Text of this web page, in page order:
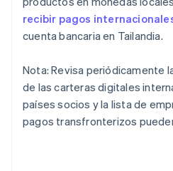
recibir pagos
cuenta bancaria en Tailandia.
Nota: Revisa periódicamente
de las carteras digitales
países socios y la lista de
pagos transfronterizos